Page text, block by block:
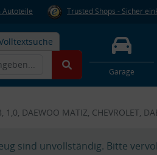
Autoteile Trusted Shops - Sicher
Garage
1,0, DAEWOO MATIZ, CHEVROLET,
sind unvollständig. Bitte